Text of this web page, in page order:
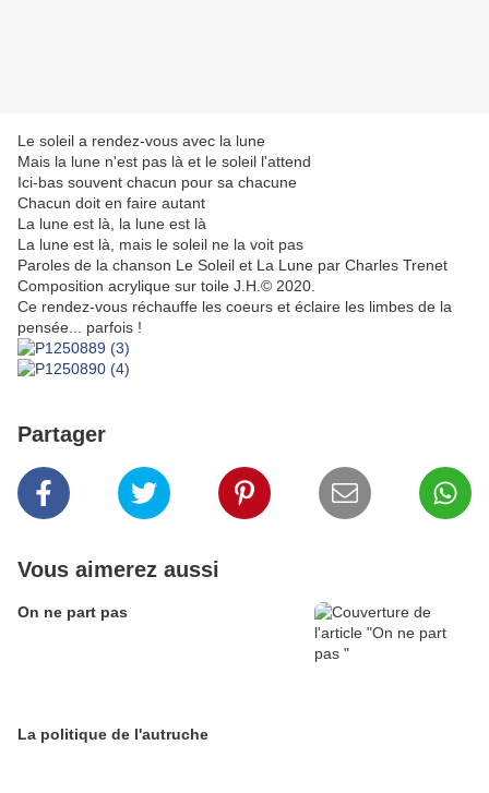
Le soleil a rendez-vous avec la lune
Mais la lune n'est pas là et le soleil l'attend
Ici-bas souvent chacun pour sa chacune
Chacun doit en faire autant
La lune est là, la lune est là
La lune est là, mais le soleil ne la voit pas
Paroles de la chanson Le Soleil et La Lune par Charles Trenet
Composition acrylique sur toile J.H.© 2020.
Ce rendez-vous réchauffe les coeurs et éclaire les limbes de la
pensée... parfois !
Partager
Vous aimerez aussi
On ne part pas
La politique de l'autruche